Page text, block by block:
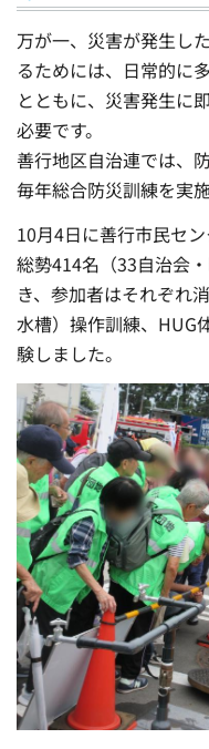
万が一、災害が発生し
るためには、日常的に
とともに、災害発生に
必要です。
善行地区自治連では、
毎年総合防災訓練を実
10月4日に善行市民セ
総勢414名（33自治会
き、参加者はそれぞれ
水槽）操作訓練、HUG
験しました。